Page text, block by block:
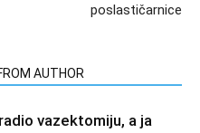
poslastičarnice
AUTHOR
vazektomiju, a ja